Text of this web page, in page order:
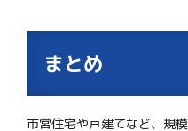
まとめ
市営住宅や戸建てなど、規